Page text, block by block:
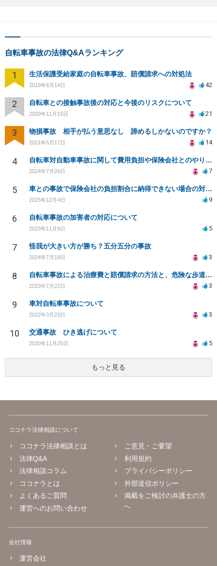
自転車事故の法律Q&Aランキング
1 生活保護受給家庭の自転車事故、賠償請求への対処法
2019年6月14日 42
2 自転車との接触事故後の対応と今後のリスクについて
2020年11月15日 21
3 物損事故 相手が払う意思なし 諦めるしかないのですか？
2021年5月17日 14
4 自転車対自動車事故に関して費用負担や保険会社とのやり取りについて
2024年7月26日 7
5 車との事故で保険会社の負担割合に納得できない場合の対処法
2025年12月4日 9
6 自転車事故の加害者の対応について
2023年11月9日 5
7 怪我が大きい方が勝ち？五分五分の事故
2024年7月18日 3
8 自転車事故による治療費と賠償請求の方法と、危険な歩道の改善について相談したい
2023年7月22日 3
9 車対自転車事故について
2022年3月23日 3
10 交通事故 ひき逃げについて
2020年11月25日 5
もっと見る
ココナラ法律相談について
ココナラ法律相談とは
法律Q&A
法律相談コラム
ココナラとは
よくあるご質問
運営へのお問い合わせ
ご意見・ご要望
利用規約
プライバシーポリシー
外部送信ポリシー
掲載をご検討の弁護士の方
へ
会社情報
運営会社